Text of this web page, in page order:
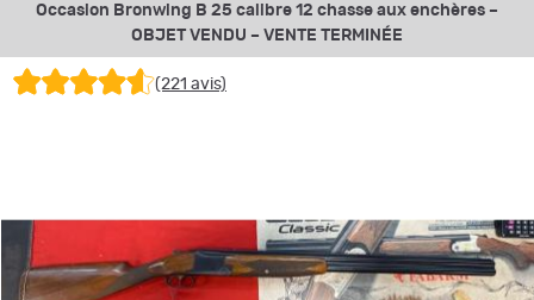
Occasion Bronwing B 25 calibre 12 chasse aux enchères –
OBJET VENDU – VENTE TERMINÉE
(221 avis)